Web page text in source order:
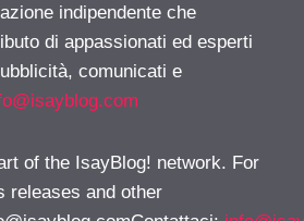
indipendente che
di appassionati ed esperti
comunicati e
of the IsayBlog! network. For
releases and other